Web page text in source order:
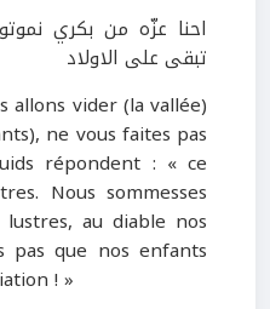
احنا عزّه من بكري
تبقى على الاولاد
allons vider (la vallée)
ne vous faites pas
répondent : « ce
Nous sommesses
au diable nos
pas que nos enfants
! »